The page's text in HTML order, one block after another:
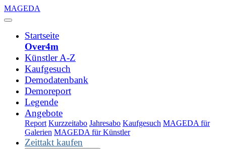
MAGEDA
Startseite
Over4m
Künstler A-Z
Kaufgesuch
Demodatenbank
Demoreport
Legende
Angebote
Report Kurzzeitabo Jahresabo Kaufgesuch MAGEDA für
Galerien MAGEDA für Künstler
Zeittakt kaufen